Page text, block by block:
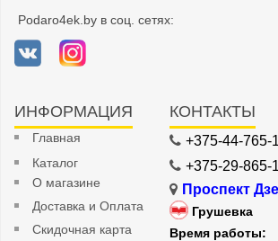
Podaro4ek.by в соц. сетях:
ИНФОРМАЦИЯ
Главная
Каталог
О магазине
Доставка и Оплата
Скидочная карта
КОНТАКТЫ
+375-44-765-
+375-29-865-
Проспект
Грушевка
Время работы: